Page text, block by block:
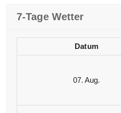
7-Tage Wetter
Datum
07. Aug.